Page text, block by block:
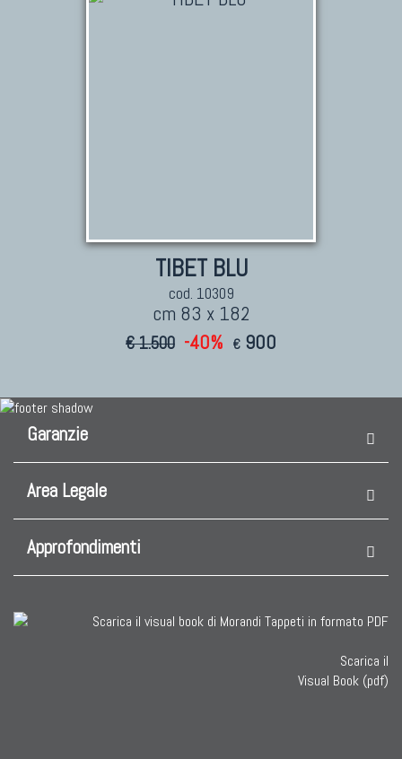
TIBET BLU
cod. 10309
cm 83 x 182
€ 1.500 -40% € 900
Garanzie
Area Legale
Approfondimenti
Scarica il
Visual Book (pdf)